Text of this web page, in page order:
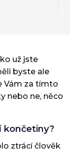
už jste
byste ale
Vám za tímto
nebo ne, něco
končetiny?
ztrácí člověk